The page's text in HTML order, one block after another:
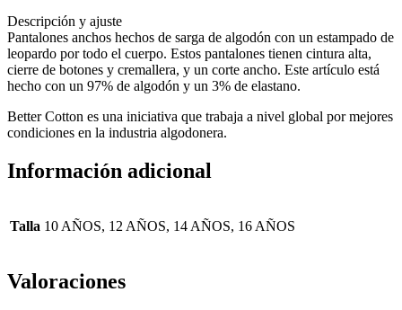
Descripción y ajuste
Pantalones anchos hechos de sarga de algodón con un estampado de
leopardo por todo el cuerpo. Estos pantalones tienen cintura alta,
cierre de botones y cremallera, y un corte ancho. Este artículo está
hecho con un 97% de algodón y un 3% de elastano.
Better Cotton es una iniciativa que trabaja a nivel global por mejores
condiciones en la industria algodonera.
Información adicional
Talla 10 AÑOS, 12 AÑOS, 14 AÑOS, 16 AÑOS
Valoraciones